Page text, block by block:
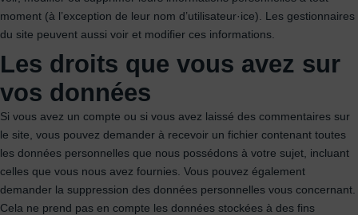
moment (à l’exception de leur nom d’utilisateur·ice). Les gestionnaires
du site peuvent aussi voir et modifier ces informations.
Les droits que vous avez sur
vos données
Si vous avez un compte ou si vous avez laissé des commentaires sur
le site, vous pouvez demander à recevoir un fichier contenant toutes
les données personnelles que nous possédons à votre sujet, incluant
celles que vous nous avez fournies. Vous pouvez également
demander la suppression des données personnelles vous concernant.
Cela ne prend pas en compte les données stockées à des fins